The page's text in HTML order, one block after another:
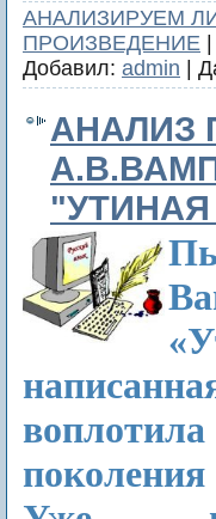
АНАЛИЗИРУЕМ
ПРОИЗВЕДЕНИЕ
Добавил: admin |
АНАЛИЗ